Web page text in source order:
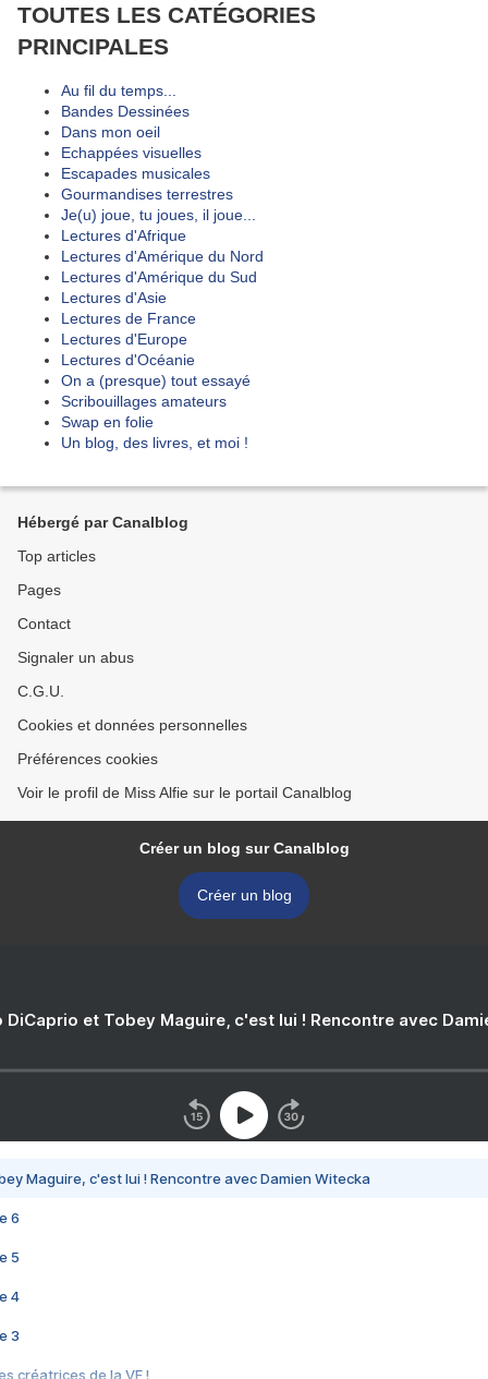
TOUTES LES CATÉGORIES
PRINCIPALES
Au fil du temps...
Bandes Dessinées
Dans mon oeil
Echappées visuelles
Escapades musicales
Gourmandises terrestres
Je(u) joue, tu joues, il joue...
Lectures d'Afrique
Lectures d'Amérique du Nord
Lectures d'Amérique du Sud
Lectures d'Asie
Lectures de France
Lectures d'Europe
Lectures d'Océanie
On a (presque) tout essayé
Scribouillages amateurs
Swap en folie
Un blog, des livres, et moi !
Hébergé par Canalblog
Top articles
Pages
Contact
Signaler un abus
C.G.U.
Cookies et données personnelles
Préférences cookies
Voir le profil de Miss Alfie sur le portail Canalblog
Créer un blog sur Canalblog
Créer un blog
DiCaprio et Tobey Maguire, c'est lui ! Rencontre avec
Maguire, c'est lui ! Rencontre avec Damien Witecka
6
5
4
3
créatrices de la VF !